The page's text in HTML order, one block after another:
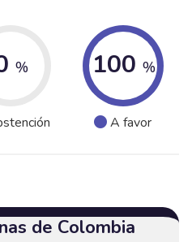
% 100 %
A favor
de Colombia